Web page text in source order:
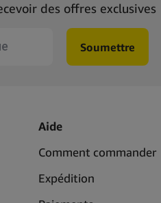
des offres exclusives
Soumettre
Aide
Comment commander
Expédition